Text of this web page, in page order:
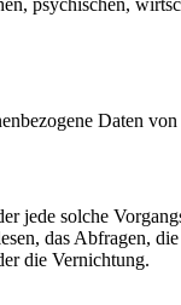
Daten
solche
das Abfragen,
die Vernichtung.